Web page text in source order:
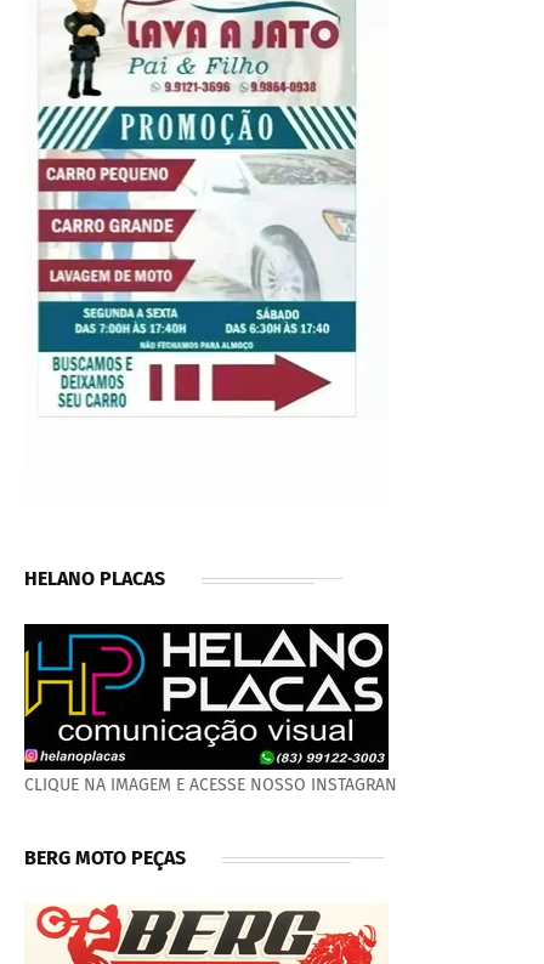
HELANO PLACAS
CLIQUE NA IMAGEM E ACESSE NOSSO INSTAGRAN
BERG MOTO PEÇAS